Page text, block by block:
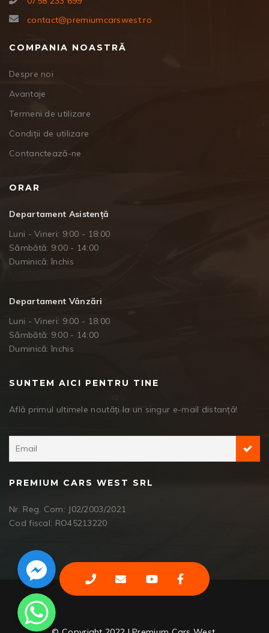
contact@premiumcarswest.ro
COMPANIA NOASTRĂ
Despre noi
Avantaje
Termeni de utilizare
Condiții de utilizare
Contanctează-ne
ORAR
Departament Asistență
Luni - Vineri: 9:00 - 18:00
Sâmbătă: 9:00 - 14:00
Duminică: închis
Departament Vânzări
Luni - Vineri: 9:00 - 18:00
Sâmbătă: 9:00 - 14:00
Duminică: închis
SUNTEM AICI PENTRU TINE
Află primul ultimele noutăți la un singur e-mail distanță!
PREMIUM CARS WEST SRL
Nr. Reg. Com: J02/2003/2021
Cod fiscal: RO45213220
Facebook Messenger
WhatsApp